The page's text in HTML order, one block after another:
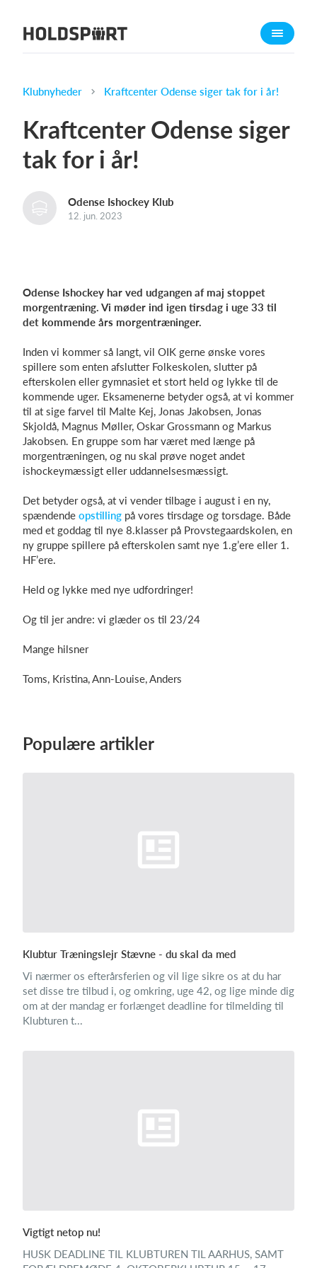
Om Holdsport
Presseomtale
Funktioner
Kontingentopkrævning
Hvad koster det?
Log på
Klubnyheder Kraftcenter Odense siger tak for i år!
Kraftcenter Odense siger
tak for i år!
Odense Ishockey Klub
12. jun. 2023
Odense Ishockey har ved udgangen af maj stoppet
morgentræning. Vi møder ind igen tirsdag i uge 33 til
det kommende års morgentræninger.
Inden vi kommer så langt, vil OIK gerne ønske vores
spillere som enten afslutter Folkeskolen, slutter på
efterskolen eller gymnasiet et stort held og lykke til de
kommende uger. Eksamenerne betyder også, at vi kommer
til at sige farvel til Malte Kej, Jonas Jakobsen, Jonas
Skjoldå, Magnus Møller, Oskar Grossmann og Markus
Jakobsen. En gruppe som har været med længe på
morgentræningen, og nu skal prøve noget andet
ishockeymæssigt eller uddannelsesmæssigt.
Det betyder også, at vi vender tilbage i august i en ny,
spændende opstilling på vores tirsdage og torsdage. Både
med et goddag til nye 8.klasser på Provstegaardskolen, en
ny gruppe spillere på efterskolen samt nye 1.g’ere eller 1.
HF’ere.
Held og lykke med nye udfordringer!
Og til jer andre: vi glæder os til 23/24
Mange hilsner
Toms, Kristina, Ann-Louise, Anders
Populære artikler
Klubtur Træningslejr Stævne - du skal da med
Vi nærmer os efterårsferien og vil lige sikre os at du har
set disse tre tilbud i, og omkring, uge 42, og lige minde dig
om at der mandag er forlænget deadline for tilmelding til
Klubturen t...
Vigtigt netop nu!
HUSK DEADLINE TIL KLUBTUREN TIL AARHUS, SAMT